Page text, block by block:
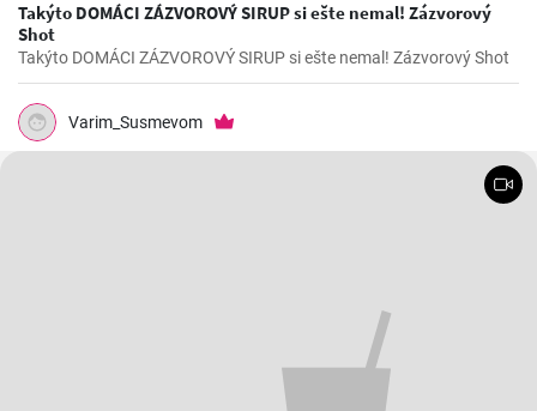
Takýto DOMÁCI ZÁZVOROVÝ SIRUP si ešte nemal! Zázvorový
Shot
Takýto DOMÁCI ZÁZVOROVÝ SIRUP si ešte nemal! Zázvorový Shot
Varim_Susmevom